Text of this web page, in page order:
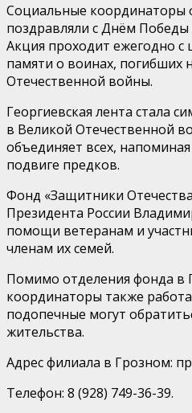
Социальные координаторы
поздравляли с Днём Победы
Акция проходит ежегодно с
памяти о воинах, погибших
Отечественной войны.
Георгиевская лента стала
в Великой Отечественной
объединяет всех,
подвиге предков.
Фонд «Защитники
Президента России
помощи ветеранам и
членам их семей.
Помимо отделения фонда в
координаторы также
подопечные могут
жительства.
Адрес филиала в Грозном:
Телефон: 8 (928) 749-36-39.